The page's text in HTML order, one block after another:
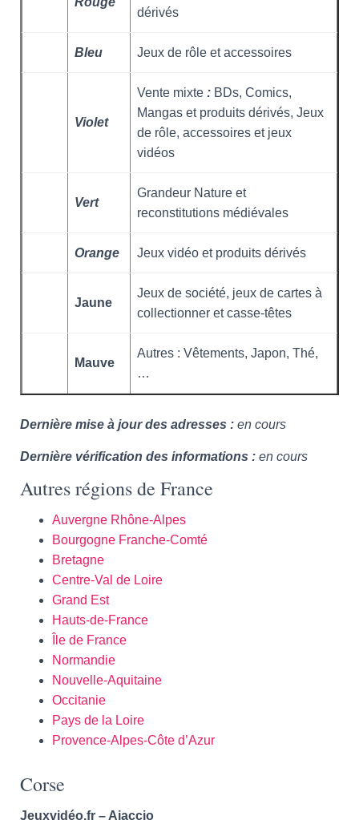
dérivés
Bleu Jeux de rôle et accessoires
Violet
Vente mixte : BDs, Comics,
Mangas et produits dérivés, Jeux
de rôle, accessoires et jeux
vidéos
Vert
Grandeur Nature et
reconstitutions médiévales
Orange Jeux vidéo et produits dérivés
Jaune
Jeux de société, jeux de cartes à
collectionner et casse-têtes
Mauve
Autres : Vêtements, Japon, Thé,
…
Dernière mise à jour des adresses : en cours
Dernière vérification des informations : en cours
Autres régions de France
Auvergne Rhône-Alpes
Bourgogne Franche-Comté
Bretagne
Centre-Val de Loire
Grand Est
Hauts-de-France
Île de France
Normandie
Nouvelle-Aquitaine
Occitanie
Pays de la Loire
Provence-Alpes-Côte d’Azur
Corse
Jeuxvidéo.fr – Ajaccio